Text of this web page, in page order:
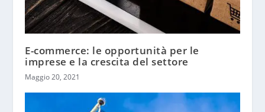
E-commerce: le opportunità per le
imprese e la crescita del settore
Maggio 20, 2021